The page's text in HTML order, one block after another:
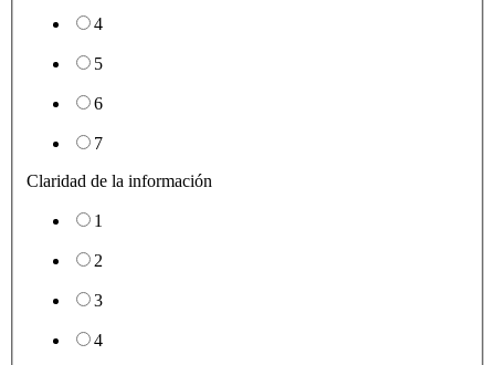
4
5
6
7
Claridad de la información
1
2
3
4